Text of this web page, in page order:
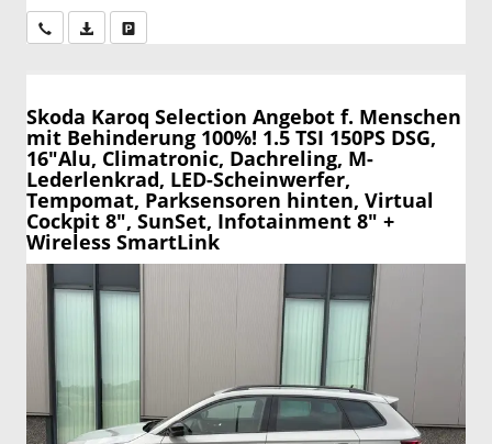
Wir rufen Sie anPDF-Datei, Fahrzeugexposé drucken
Skoda Karoq Selection Angebot f. Menschen
mit Behinderung 100%! 1.5 TSI 150PS DSG,
16"Alu, Climatronic, Dachreling, M-
Lederlenkrad, LED-Scheinwerfer,
Tempomat, Parksensoren hinten, Virtual
Cockpit 8", SunSet, Infotainment 8" +
Wireless SmartLink